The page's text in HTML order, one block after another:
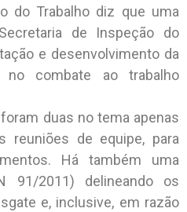
do Trabalho diz que uma
de Inspeção do
e desenvolvimento da
no combate ao trabalho
duas no tema apenas
reuniões de equipe, para
Há também uma
91/2011) delineando os
e, inclusive, em razão